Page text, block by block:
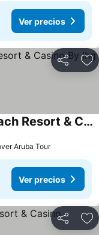
Ver precios
Compartir
Holiday Inn Resort Aruba-beach Resort & Casino By Ihg
Aruba Tour
Ver precios
Compartir